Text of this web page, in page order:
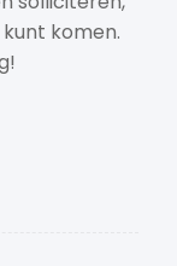
komen.